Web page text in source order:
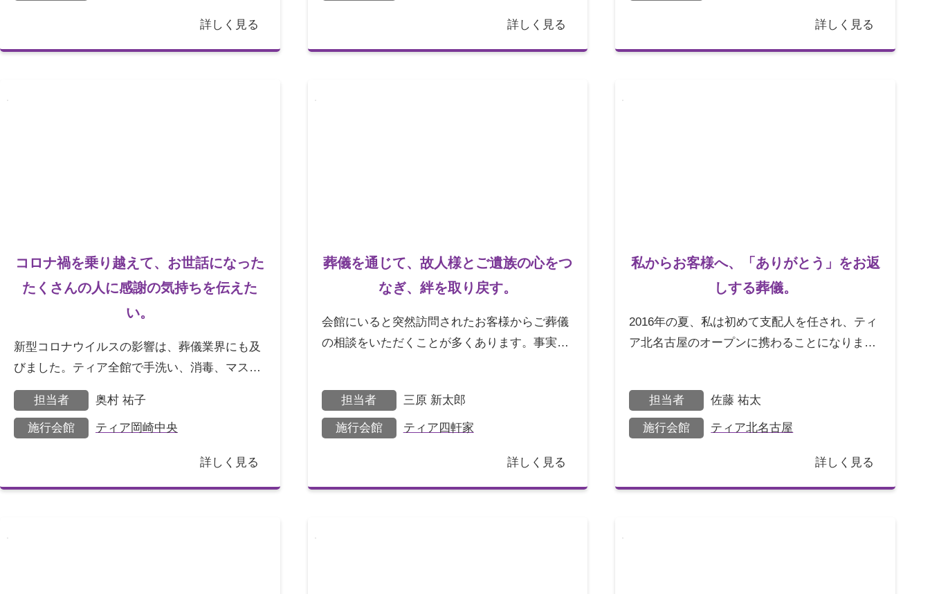
詳しく見る 詳しく見る 詳しく見る
詳しく見る
コロナ禍を乗り越えて、お世話になった
たくさんの人に感謝の気持ちを伝えた
い。
新型コロナウイルスの影響は、葬儀業界にも及
びました。ティア全館で手洗い、消毒、マスク
着用、換気など、できうる限りの感染予防の対
策が即座に取られま
担当者 奥村 祐子
施行会館 ティア岡崎中央
詳しく見る
葬儀を通じて、故人様とご遺族の心をつ
なぎ、絆を取り戻す。
会館にいると突然訪問されたお客様からご葬儀
の相談をいただくことが多くあります。事実、
担当者
三原 新太郎
施行会館 ティア四軒家
詳しく見る
私からお客様へ、「ありがとう」をお返
しする葬儀。
2016年の夏、私は初めて支配人を任され、ティ
ア北名古屋のオープンに携わることになりまし
担当者
佐藤 祐太
施行会館 ティア北名古屋